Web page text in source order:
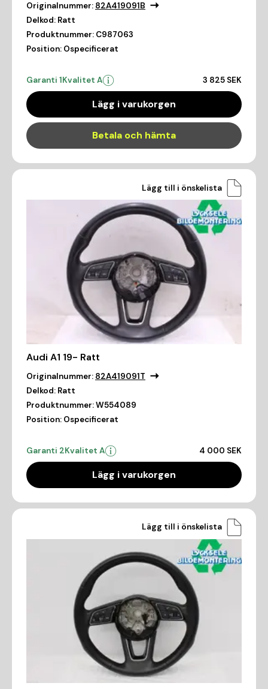
Originalnummer: 82A419091B
Delkod: Ratt
Produktnummer: C987063
Position: Ospecificerat
Garanti 1Kvalitet A 3 825 SEK
Lägg i varukorgen
Betala och hämta
Lägg till i önskelista
Audi A1 19- Ratt
Originalnummer: 82A419091T
Delkod: Ratt
Produktnummer:W554089
Position: Ospecificerat
Garanti 2Kvalitet A 4 000 SEK
Lägg i varukorgen
Lägg till i önskelista